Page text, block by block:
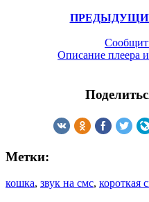
Описание плеера
Метки:
кошка, звук на смс, короткая